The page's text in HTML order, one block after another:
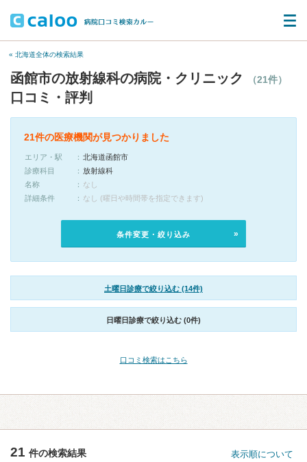
« 北海道全体の検索結果
函館市の放射線科の病院・クリニック （21件）
口コミ・評判
21件の医療機関が見つかりました
エリア・駅
北海道函館市
診療科目
放射線科
名称
なし
詳細条件
なし (曜日や時間帯を指定できます)
条件変更・絞り込み
土曜日診療で絞り込む (14件)
日曜日診療で絞り込む (0件)
口コミ検索はこちら
21 件の検索結果 表示順について